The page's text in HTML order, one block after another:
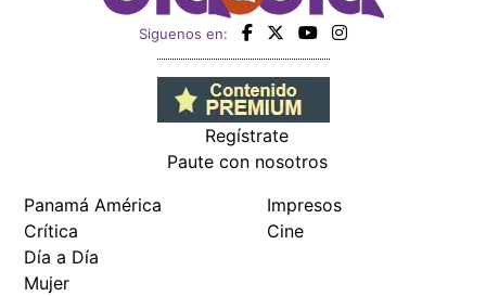
Siguenos en:
Regístrate
Paute con nosotros
Panamá América
Crítica
Día a Día
Mujer
Impresos
Cine